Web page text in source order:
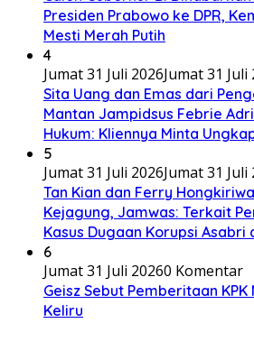
Presiden Prabowo ke DPR,
Mesti Merah Putih
4
Jumat 31 Juli 2026Jumat 31 Juli
Sita Uang dan Emas dari
Mantan Jampidsus Febrie
Hukum: Kliennya Minta
5
Jumat 31 Juli 2026Jumat 31 Juli
Tan Kian dan Ferry
Kejagung, Jamwas: Terkait
Kasus Dugaan Korupsi Asabri
6
Jumat 31 Juli 20260 Komentar
Geisz Sebut Pemberitaan
Keliru